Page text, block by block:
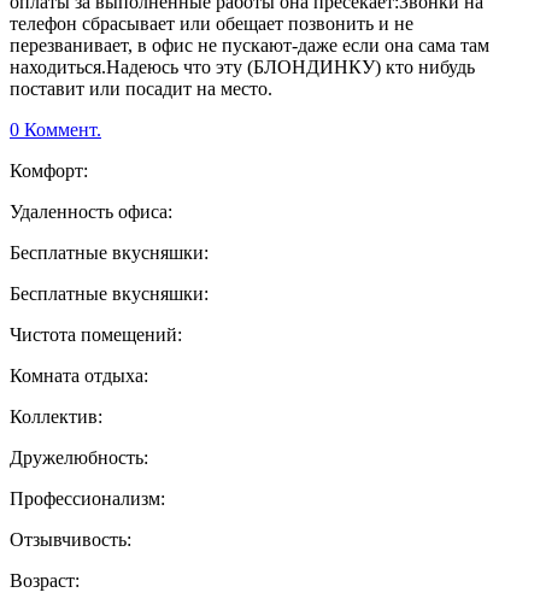
телефон сбрасывает или обещает позвонить и не
перезванивает, в офис не пускают-даже если она сама там
находиться.Надеюсь что эту (БЛОНДИНКУ) кто нибудь
поставит или посадит на место.
0 Коммент.
Комфорт:
Удаленность офиса:
Бесплатные вкусняшки:
Бесплатные вкусняшки:
Чистота помещений:
Комната отдыха:
Коллектив:
Дружелюбность:
Профессионализм:
Отзывчивость:
Возраст: